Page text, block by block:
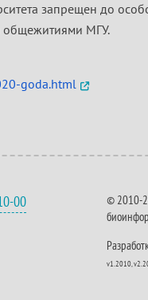
запрещен до
общежитиями МГУ.
goda.html
00
© 2010-
v1.2010,